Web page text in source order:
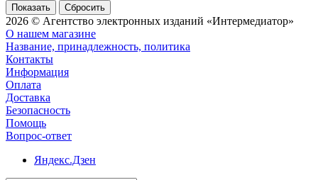
Сбросить
2026 © Агентство электронных изданий «Интермедиатор»
О нашем магазине
Название, принадлежность, политика
Контакты
Информация
Оплата
Доставка
Безопасность
Помощь
Вопрос-ответ
Яндекс.Дзен